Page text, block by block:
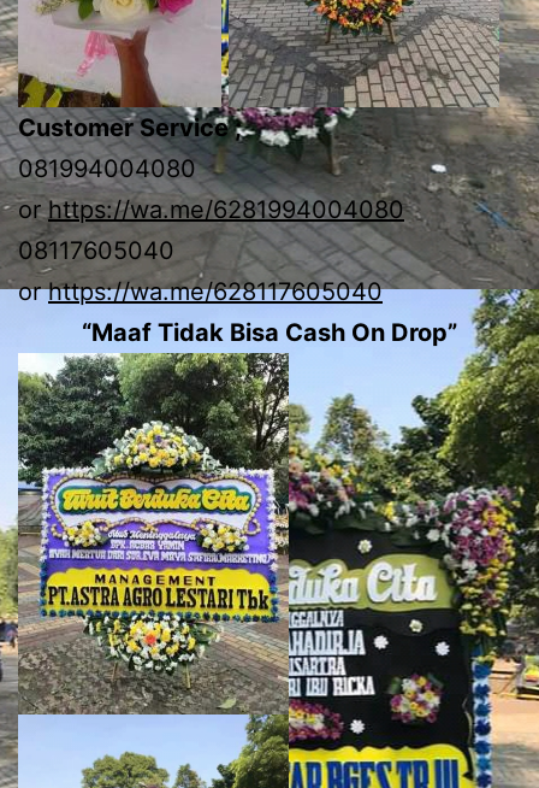
Customer Service ;
081994004080
orhttps://wa.me/6281994004080
08117605040
orhttps://wa.me/628117605040
“Maaf Tidak Bisa Cash On Drop”